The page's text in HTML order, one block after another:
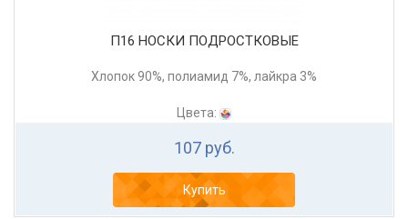
П16 НОСКИ ПОДРОСТКОВЫЕ
Хлопок 90%, полиамид 7%, лайкра 3%
Цвета:
107 руб.
Купить